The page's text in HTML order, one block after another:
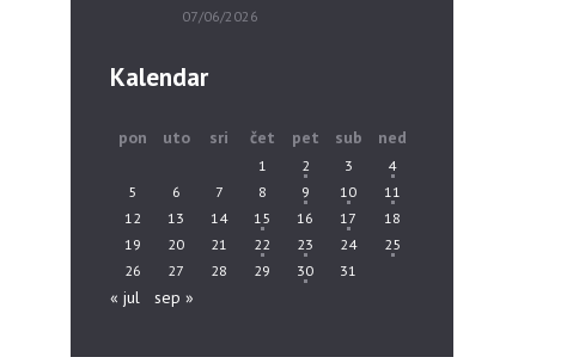
07/06/2026
Kalendar
pon uto sri čet pet sub ned
1 2 3
4
5
6 7 8 9 10
11
12
13 14 15 16 17
18
19
20 21 22 23 24
25
26
27 28 29 30 31
« jul sep »